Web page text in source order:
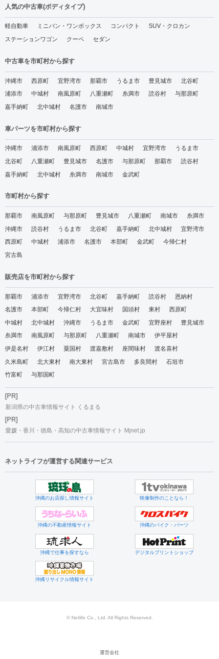
人気の中古車(ボディタイプ)
軽自動車 ミニバン・ワンボックス コンパクト
SUV・クロカン
ステーションワゴン
クーペ セダン
中古車を市町村から探す
沖縄市 西原町 宜野湾市 那覇市 うるま市 豊見城市
北谷町
浦添市
中城村 南風原町 八重瀬町 糸満市 読谷村
与那原町
嘉手納町
北中城村 名護市 南城市
車パーツを市町村から探す
沖縄市 浦添市 南風原町 西原町 中城村 宜野湾市
うるま市
北谷町
八重瀬町 豊見城市 名護市 与那原町 那覇市
読谷村
嘉手納町
北中城村 糸満市 南城市 金武町
市町村から探す
那覇市 南風原町 与那原町 豊見城市 八重瀬町 南城市
糸満市
沖縄市
読谷村 うるま市 北谷町 嘉手納町 北中城村
宜野湾市
西原町
中城村 浦添市 名護市 本部町 金武町
今帰仁村
宮古島
販売店を市町村から探す
那覇市 浦添市 宜野湾市 北谷町 嘉手納町 読谷村
恩納村
名護市
本部町 今帰仁村 大宜味村 国頭村 東村
西原町
中城村
北中城村 沖縄市 うるま市 金武町 宜野座村
豊見城市
糸満市
南風原町 与那原町 八重瀬町 南城市
伊平屋村
伊是名村
伊江村 粟国村 渡嘉敷村 座間味村
渡名喜村
久米島町
北大東村 南大東村 宮古島市 多良間村
石垣市
竹富町
与那国町
[PR]
新潟県の中古車情報サイト くるまる
[PR]
愛媛・香川・徳島・高知の中古車情報サイト Mjnet.jp
ネットライフが運営する関連サービス
沖縄のお店探し情報サイト 映像制作のことなら！
沖縄の不動産情報サイト 沖縄のバイク・パーツ
沖縄で仕事を探すなら デジタルプリントショップ
沖縄リサイクル情報サイト
© Netlife Co., Ltd. All Rights Reserved.
運営会社